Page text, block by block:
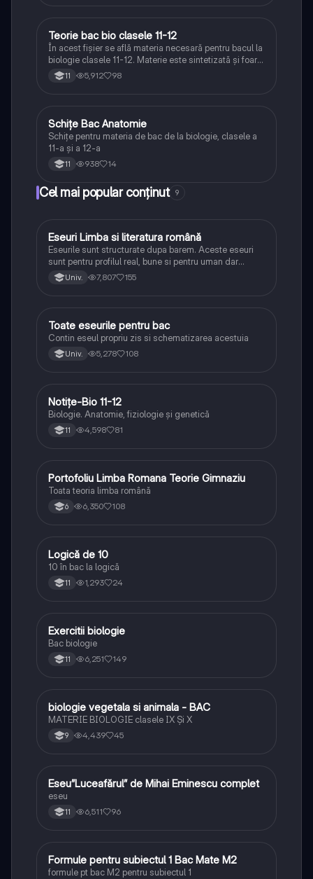
Biologie
Teorie bac bio clasele 11-12
În acest fișier se află materia necesară pentru bacul la
biologie clasele 11-12. Materie este sintetizată și foarte
bine explicată.
11 5,912 98
Biologie
Schițe Bac Anatomie
Schițe pentru materia de bac de la biologie, clasele a
11-a și a 12-a
11 938 14
Cel mai popular conținut 9
Limba și literatura română
Eseuri Limba si literatura română
Eseurile sunt structurate dupa barem. Aceste eseuri
sunt pentru profilul real, bune si pentru uman dar
lipsesc relatiile dintre personaje si caracrerizarile.
Univ. 7,807 155
Limba și literatura română
Toate eseurile pentru bac
Contin eseul propriu zis si schematizarea acestuia
Univ. 5,278 108
Biologie
Notițe-Bio 11-12
Biologie. Anatomie, fiziologie și genetică
11 4,598 81
Limba și literatura română
Portofoliu Limba Romana Teorie Gimnaziu
Toata teoria limba română
6 6,350 108
Logică
Logică de 10
10 în bac la logică
11 1,293 24
Biologie
Exercitii biologie
Bac biologie
11 6,251 149
Biologie
biologie vegetala si animala - BAC
MATERIE BIOLOGIE clasele IX Şi X
9 4,439 45
Limba și literatura română
Eseu”Luceafărul” de Mihai Eminescu complet
eseu
11 6,511 96
Matematică
Formule pentru subiectul 1 Bac Mate M2
formule pt bac M2 pentru subiectul 1